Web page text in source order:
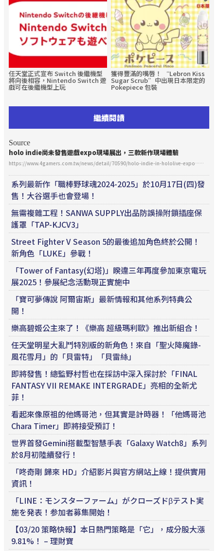
任天堂正式宣布 Switch 後繼機型
將向後相容，Nintendo Switch 遊
戲可在後繼機型上玩
獲得豐滿的嘴唇！ “Lebron Kiss
Sugar Scrub”中出現日本限定的
Pokepiece 包裝
繼續閱讀
Source
holo indie尚未發售遊戲expo現場展出，三款新作現場體驗
https://www.4gamers.com.tw/news/detail/70590/holo-indie-in-hololive-expo……
系列最新作「職棒野球魂2024-2025」於10月17日(四)發
售！大谷選手也會登場！
無需複雜工程！SANWA SUPPLY出品防誤操附鎖插座保
護罩「TAP-KJCV3」
Street Fighter V Season 5的最後追加角色終於公開！
新角色「LUKE」參戰！
「Tower of Fantasy(幻塔)」睽違三年再度參加東京電玩
展2025！參展紀念活動現正實施中
「寶可夢傳說 阿爾宙斯」最新情報和其他系列特典公
開！
樂高碧姬公主來了！《樂高 超級瑪利歐》推出新組合！
任天堂明星大亂鬥特別版的新角色！來自「聖火降魔錄-
風花雪月」的「貝雷特」「貝雷絲」
即將發售！總監野村哲也在採訪中深入探討於「FINAL
FANTASY VII REMAKE INTERGRADE」亮相的全新尤
菲！
看起來像原祖的他媽哥池，但其實是計時器！「他媽哥池
Chara Timer」即將接受預訂！
世界首發Gemini搭載型智慧手表「Galaxy Watch8」系列
於8月初陸續發行！
「咚奇剛 歸來 HD」介紹影片與官方網站上線！提供實用
資訊！
「LINE：モンスターファーム」がクローズドβテスト実
施を発表！参加者募集開始！
【03/20 策略快報】本日熱門策略是「它」，成分股大漲
9.81%！ – 理財寶